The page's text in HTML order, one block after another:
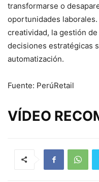
transformarse o
oportunidades
creatividad, la gestión
decisiones estratégicas
automatización.
Fuente: PerúRetail
VÍDEO